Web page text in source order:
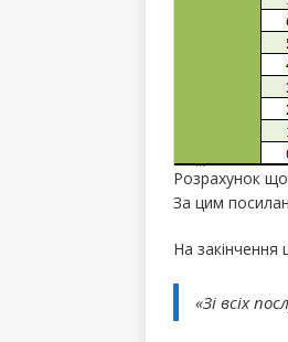
Розрахунок
За цим
На закінчення
«Зі всіх